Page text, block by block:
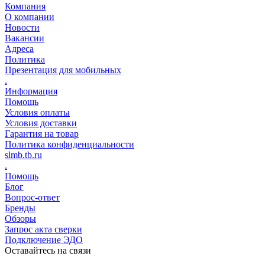
Компания
О компании
Новости
Вакансии
Адреса
Политика
Презентация для мобильных
.
Информация
Помощь
Условия оплаты
Условия доставки
Гарантия на товар
Политика конфиденциальности
slmb.tb.ru
.
Помощь
Блог
Вопрос-ответ
Бренды
Обзоры
Запрос акта сверки
Подключение ЭДО
Оставайтесь на связи